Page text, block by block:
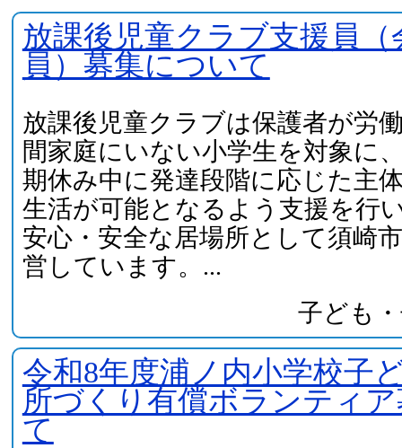
放課後児童クラブ支援員（
員）募集について
放課後児童クラブは保護者が労
間家庭にいない小学生を対象に
期休み中に発達段階に応じた主
生活が可能となるよう支援を行
安心・安全な居場所として須崎
営しています。...
子ども
令和8年度浦ノ内小学校子
所づくり有償ボランティ
て